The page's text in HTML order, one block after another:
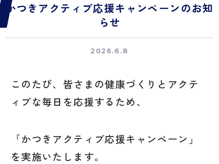
かつきアクティブ応援キャンペーンのお知
らせ
2026.6.8
このたび、皆さまの健康づくりとアクテ
ィブな毎日を応援するため、
「かつきアクティブ応援キャンペーン」
を実施いたします。